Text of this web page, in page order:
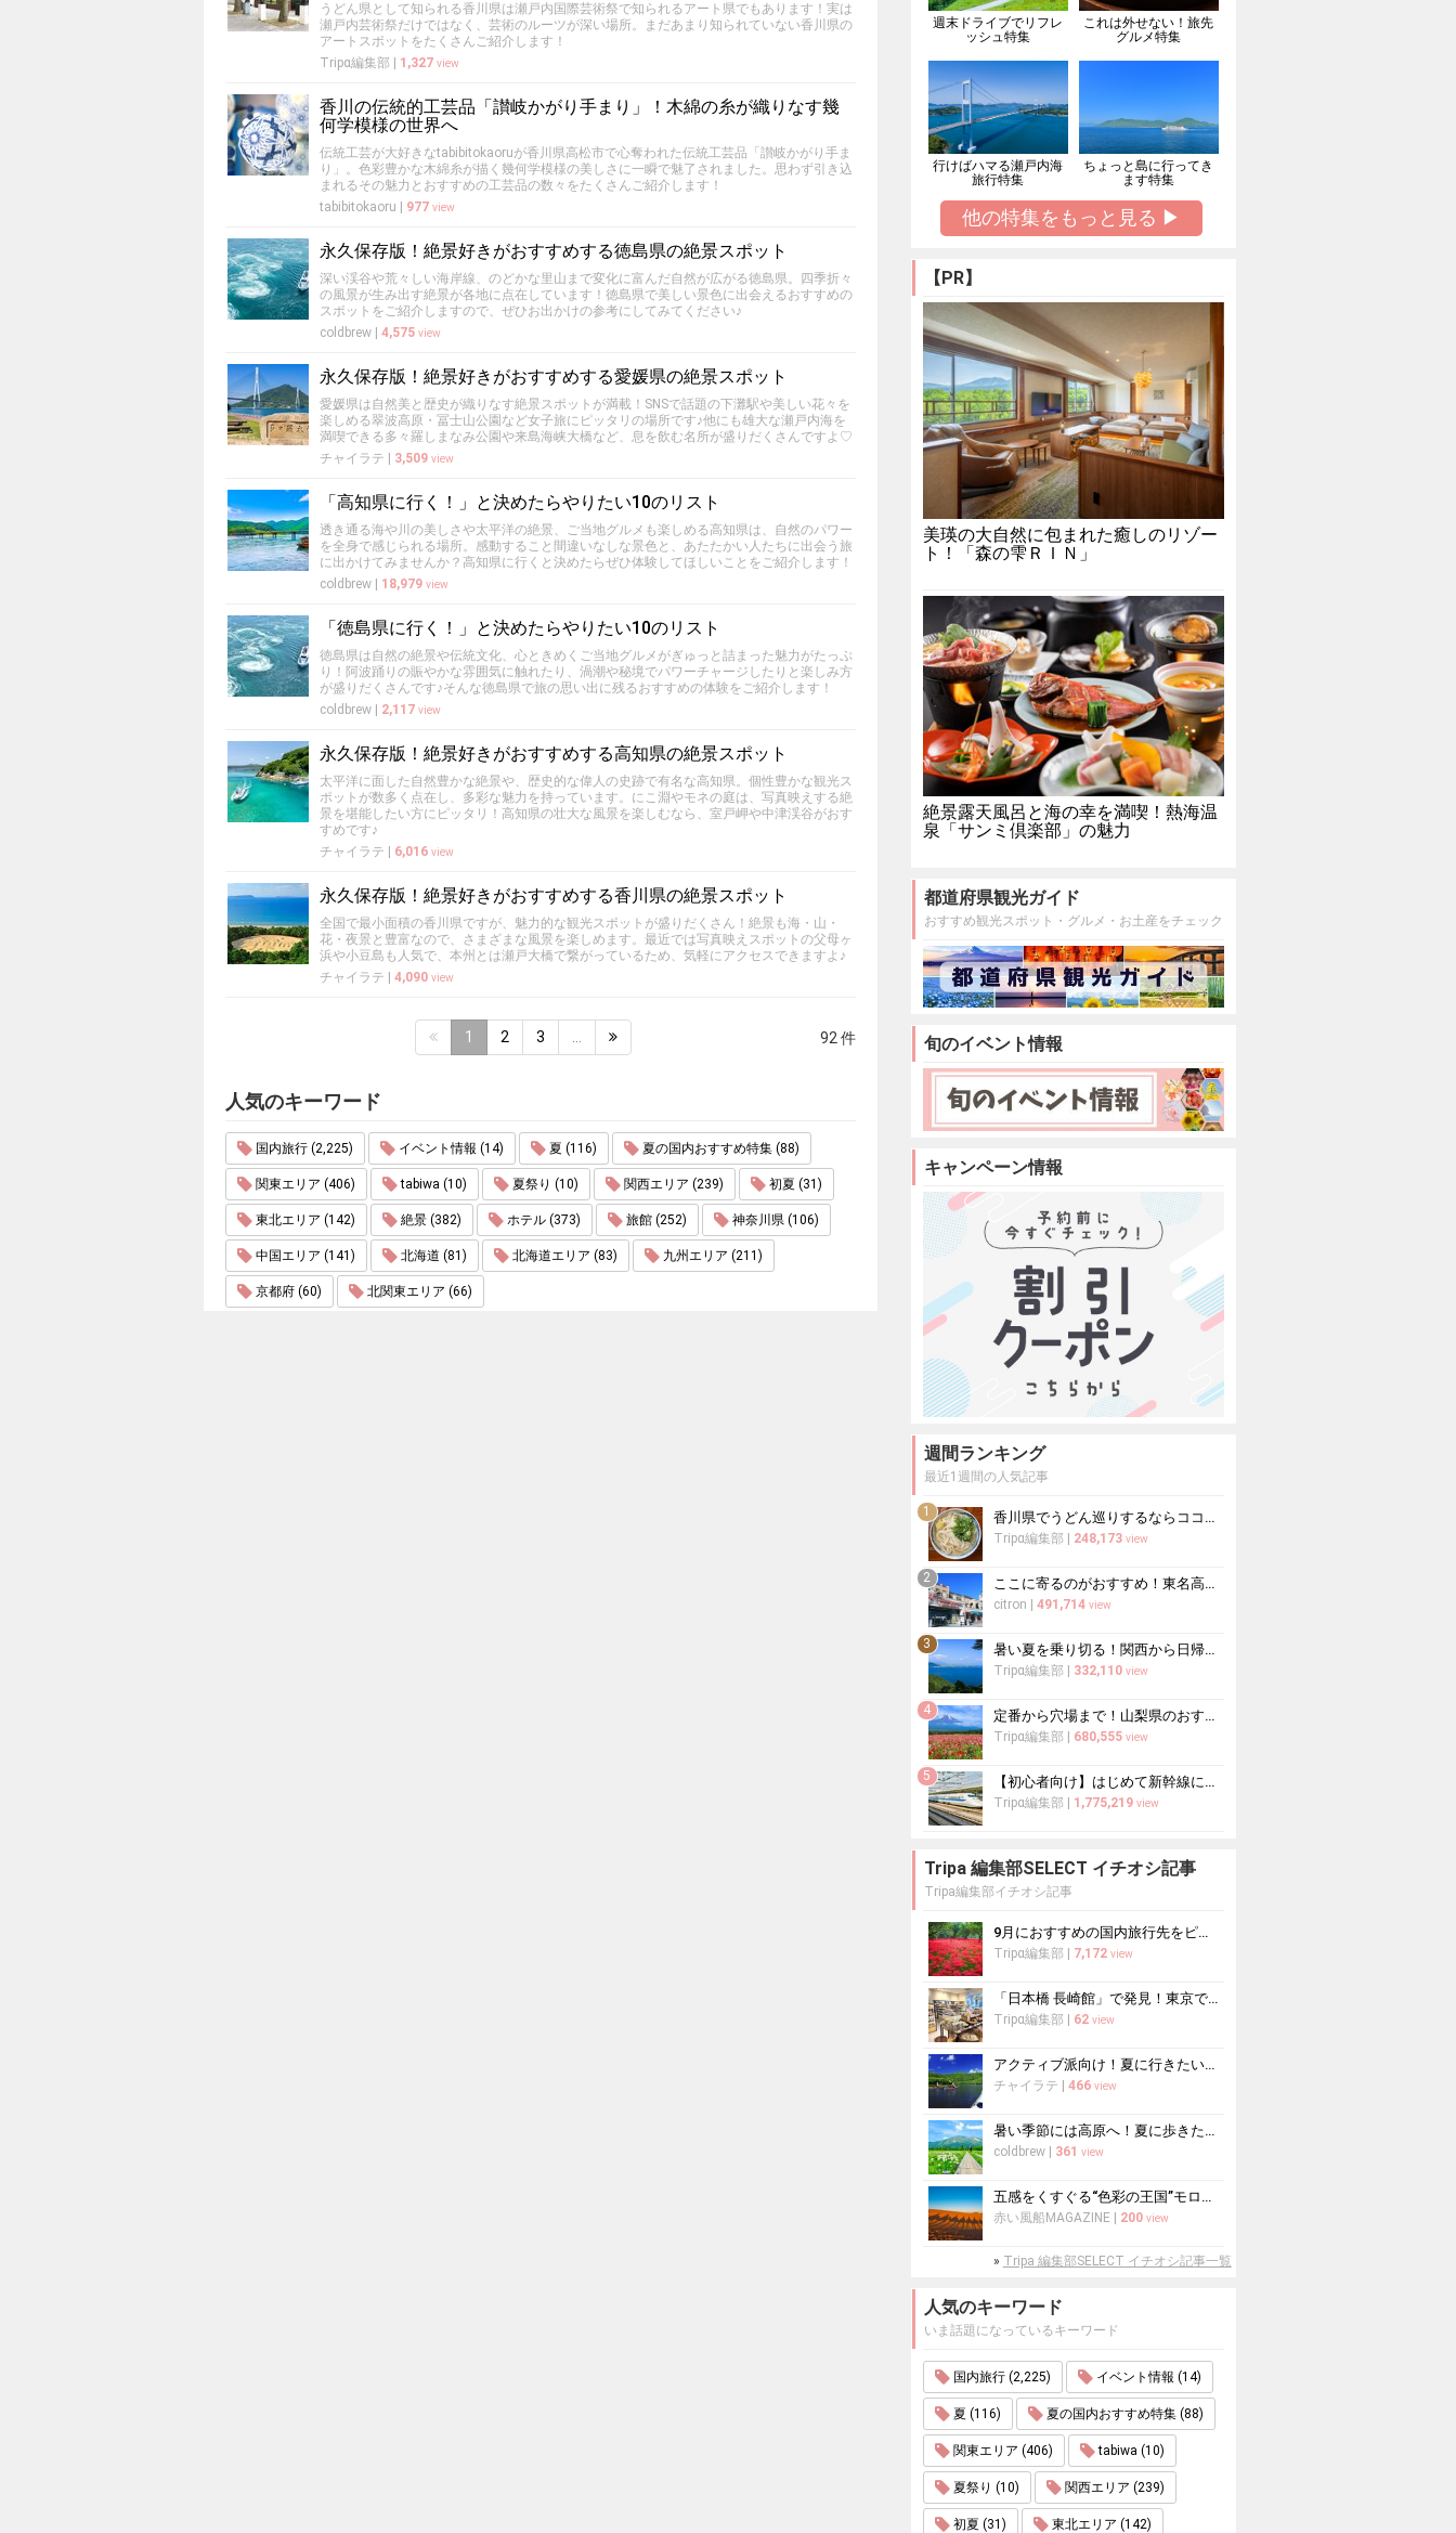
うどん県として知られる香川県は瀬戸内国際芸術祭で知られるアート県でもあります！実は
瀬戸内芸術祭だけではなく、芸術のルーツが深い場所。まだあまり知られていない香川県の
アートスポットをたくさんご紹介します！
Tripα編集部
1,327 view
香川の伝統的工芸品「讃岐かがり手まり」！木綿の糸が織りなす幾
何学模様の世界へ
伝統工芸が大好きなtabibitokaoruが香川県高松市で心奪われた伝統工芸品「讃岐かがり手ま
り」。色彩豊かな木綿糸が描く幾何学模様の美しさに一瞬で魅了されました。思わず引き込
まれるその魅力とおすすめの工芸品の数々をたくさんご紹介します！
tabibitokaoru
977 view
永久保存版！絶景好きがおすすめする徳島県の絶景スポット
深い渓谷や荒々しい海岸線、のどかな里山まで変化に富んだ自然が広がる徳島県。四季折々
の風景が生み出す絶景が各地に点在しています！徳島県で美しい景色に出会えるおすすめの
スポットをご紹介しますので、ぜひお出かけの参考にしてみてください♪
coldbrew
4,575 view
永久保存版！絶景好きがおすすめする愛媛県の絶景スポット
愛媛県は自然美と歴史が織りなす絶景スポットが満載！SNSで話題の下灘駅や美しい花々を
楽しめる翠波高原・冨士山公園など女子旅にピッタリの場所です♪他にも雄大な瀬戸内海を
満喫できる多々羅しまなみ公園や来島海峡大橋など、息を飲む名所が盛りだくさんですよ♡
チャイラテ
3,509 view
「高知県に行く！」と決めたらやりたい10のリスト
透き通る海や川の美しさや太平洋の絶景、ご当地グルメも楽しめる高知県は、自然のパワー
を全身で感じられる場所。感動すること間違いなしな景色と、あたたかい人たちに出会う旅
に出かけてみませんか？高知県に行くと決めたらぜひ体験してほしいことをご紹介します！
coldbrew
18,979 view
「徳島県に行く！」と決めたらやりたい10のリスト
徳島県は自然の絶景や伝統文化、心ときめくご当地グルメがぎゅっと詰まった魅力がたっぷ
り！阿波踊りの賑やかな雰囲気に触れたり、渦潮や秘境でパワーチャージしたりと楽しみ方
が盛りだくさんです♪そんな徳島県で旅の思い出に残るおすすめの体験をご紹介します！
coldbrew
2,117 view
永久保存版！絶景好きがおすすめする高知県の絶景スポット
太平洋に面した自然豊かな絶景や、歴史的な偉人の史跡で有名な高知県。個性豊かな観光ス
ポットが数多く点在し、多彩な魅力を持っています。にこ淵やモネの庭は、写真映えする絶
景を堪能したい方にピッタリ！高知県の壮大な風景を楽しむなら、室戸岬や中津渓谷がおす
すめです♪
チャイラテ
6,016 view
永久保存版！絶景好きがおすすめする香川県の絶景スポット
全国で最小面積の香川県ですが、魅力的な観光スポットが盛りだくさん！絶景も海・山・
花・夜景と豊富なので、さまざまな風景を楽しめます。最近では写真映えスポットの父母ヶ
浜や小豆島も人気で、本州とは瀬戸大橋で繋がっているため、気軽にアクセスできますよ♪
チャイラテ
4,090 view
92 件
1 2 3
人気のキーワード
国内旅行 (2,225) イベント情報 (14) 夏 (116) 夏の国内おすすめ特集 (88)
関東エリア (406) tabiwa (10) 夏祭り (10) 関西エリア (239) 初夏 (31)
東北エリア (142) 絶景 (382) ホテル (373) 旅館 (252) 神奈川県 (106)
中国エリア (141) 北海道 (81) 北海道エリア (83) 九州エリア (211)
京都府 (60) 北関東エリア (66)
週末ドライブでリフレ
ッシュ特集
これは外せない！旅先
グルメ特集
行けばハマる瀬戸内海
旅行特集
ちょっと島に行ってき
ます特集
他の特集をもっと見る ▶
【PR】
美瑛の大自然に包まれた癒しのリゾー
ト！「森の雫ＲＩＮ」
絶景露天風呂と海の幸を満喫！熱海温
泉「サンミ倶楽部」の魅力
都道府県観光ガイド
おすすめ観光スポット・グルメ・お土産をチェック
旬のイベント情報
キャンペーン情報
週間ランキング
最近1週間の人気記事
1 香川県でうどん巡りするならココ！本場の讃岐うどんの名店
Tripα編集部 248,173 view
2 ここに寄るのがおすすめ！東名高速道路・新東名高速道路の充実のSA・PA10選
citron 491,714 view
3 暑い夏を乗り切る！関西から日帰りや1泊2日におすすめの避暑地10選
Tripα編集部 332,110 view
4 定番から穴場まで！山梨県のおすすめ観光スポット37選
Tripα編集部 680,555 view
5 【初心者向け】はじめて新幹線に乗る人必読！新幹線の乗り方をイチから徹底解説
Tripα編集部 1,775,219 view
Tripa 編集部SELECT イチオシ記事
Tripa編集部イチオシ記事
9月におすすめの国内旅行先をピックアップ！山の紅葉絶景や果物狩りも
Tripα編集部 7,172 view
「日本橋 長崎館」で発見！東京で出会う長崎の本場グルメ＆名産品巡り
Tripα編集部 62 view
アクティブ派向け！夏に行きたい世界遺産おすすめ10選
チャイラテ 466 view
暑い季節には高原へ！夏に歩きたい絶景トレッキング10選
coldbrew| 361 view
五感をくすぐる“色彩の王国”モロッコ
赤い風船MAGAZINE 200 view
» Tripa 編集部SELECT イチオシ記事一覧
人気のキーワード
いま話題になっているキーワード
国内旅行 (2,225) イベント情報 (14)
夏 (116) 夏の国内おすすめ特集 (88)
関東エリア (406) tabiwa (10)
夏祭り (10) 関西エリア (239)
初夏 (31) 東北エリア (142)